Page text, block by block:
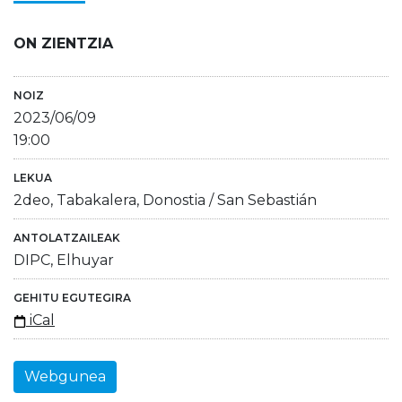
ON ZIENTZIA
NOIZ
2023/06/09
19:00
LEKUA
2deo, Tabakalera, Donostia / San Sebastián
ANTOLATZAILEAK
DIPC, Elhuyar
GEHITU EGUTEGIRA
iCal
Webgunea